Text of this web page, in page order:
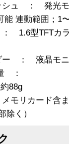
ュ ： 発光モ
能 連動範囲；1
1.6型TFTカラ
： 液晶モニ
：
88g
リカード含ま
除く）